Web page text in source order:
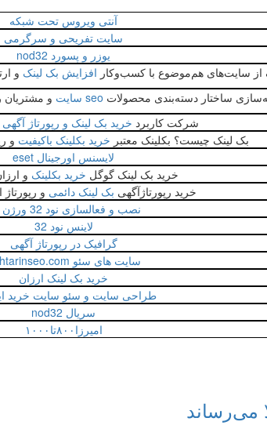
آنتی ویروس تحت شبکه
سایت تفریحی و سرگرمی
يوزر و پسورد nod32
از سایت‌های هم‌موضوع با کسب‌وکار افزایش بک لینک و
ساختار دسته‌بندی محصولات seo سایت
و مشتریان
شرکت کاربرد خرید بک لینک و رپورتاژ آگهی
بک لینک چیست؟ بکلینک معتبر خرید بکلینک باکیفیت و
لایسنس اورجینال eset
خرید بک لینک گوگل خرید بکلینک و
خرید رپورتاژآگهی بک لینک دائمی و
نصب و فعالسازی نود 32 ورژن 16
لاینس نود 32
گرافیک در رپورتاژ آگهی
سایت های سئو behtarinseo.com
خرید بک لینک ارزان
طراحی سایت و سئو سایت خرید
سریال nod32
امیرزا۸۰۰تا۱۰۰۰
می‌رساند